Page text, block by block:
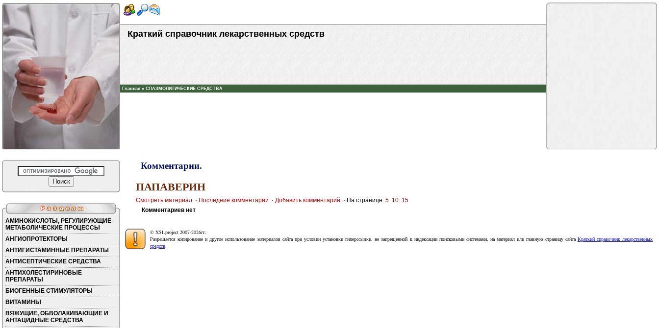
Краткий справочник лекарственных средств
Главная » СПАЗМОЛИТИЧЕСКИЕ СРЕДСТВА
АМИНОКИСЛОТЫ, РЕГУЛИРУЮЩИЕ
МЕТАБОЛИЧЕСКИЕ ПРОЦЕССЫ
АНГИОПРОТЕКТОРЫ
АНТИГИСТАМИННЫЕ ПРЕПАРАТЫ
АНТИСЕПТИЧЕСКИЕ СРЕДСТВА
АНТИХОЛЕСТИРИНОВЫЕ
ПРЕПАРАТЫ
БИОГЕННЫЕ СТИМУЛЯТОРЫ
ВИТАМИНЫ
ВЯЖУЩИЕ, ОБВОЛАКИВАЮЩИЕ И
АНТАЦИДНЫЕ СРЕДСТВА
Комментарии.
ПАПАВЕРИН
Смотреть материал· Последние комментарии · Добавить комментарий · На странице: 5 10 15
Комментариев нет
© X51.project 2007-2026гг.
Разрешается копирование и другое использование материалов сайта при условии установки гиперссылки, не запрещенной к индексации поисковыми системами, на материал или главную страницу сайта Краткий справочник лекарственных
средств.